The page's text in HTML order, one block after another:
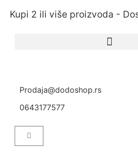
Kupi 2 ili više proizvoda -
Prodaja@dodoshop.rs
0643177577